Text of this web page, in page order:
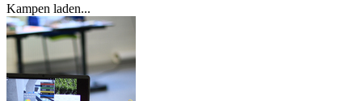
Kampen laden...